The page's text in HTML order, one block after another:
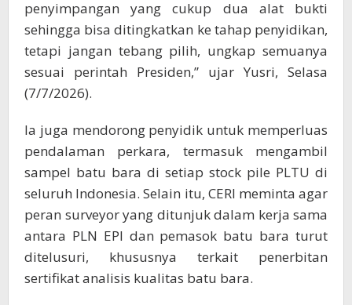
penyimpangan yang cukup dua alat bukti
sehingga bisa ditingkatkan ke tahap penyidikan,
tetapi jangan tebang pilih, ungkap semuanya
sesuai perintah Presiden,” ujar Yusri, Selasa
(7/7/2026).
Ia juga mendorong penyidik untuk memperluas
pendalaman perkara, termasuk mengambil
sampel batu bara di setiap stock pile PLTU di
seluruh Indonesia. Selain itu, CERI meminta agar
peran surveyor yang ditunjuk dalam kerja sama
antara PLN EPI dan pemasok batu bara turut
ditelusuri, khususnya terkait penerbitan
sertifikat analisis kualitas batu bara.